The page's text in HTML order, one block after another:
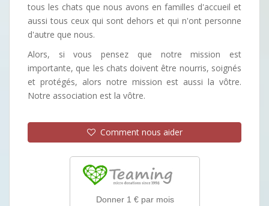
tous les chats que nous avons en familles d'accueil et
aussi tous ceux qui sont dehors et qui n'ont personne
d'autre que nous.
Alors, si vous pensez que notre mission est
importante, que les chats doivent être nourris, soignés
et protégés, alors notre mission est aussi la vôtre.
Notre association est la vôtre.
Comment nous aider